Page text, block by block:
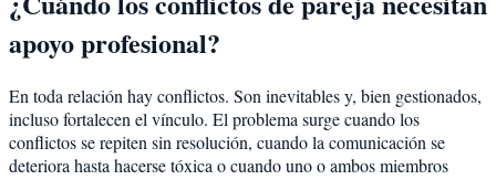
apoyo profesional?
En toda relación hay conflictos. Son inevitables y, bien gestionados,
incluso fortalecen el vínculo. El problema surge cuando los
conflictos se repiten sin resolución, cuando la comunicación se
deteriora hasta hacerse tóxica o cuando uno o ambos miembros